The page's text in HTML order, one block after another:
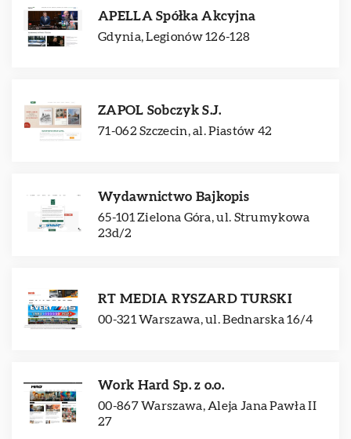
APELLA Spółka Akcyjna
Gdynia, Legionów 126-128
ZAPOL Sobczyk S.J.
71-062 Szczecin, al. Piastów 42
Wydawnictwo Bajkopis
65-101 Zielona Góra, ul. Strumykowa
23d/2
RT MEDIA RYSZARD TURSKI
00-321 Warszawa, ul. Bednarska 16/4
Work Hard Sp. z o.o.
00-867 Warszawa, Aleja Jana Pawła II
27